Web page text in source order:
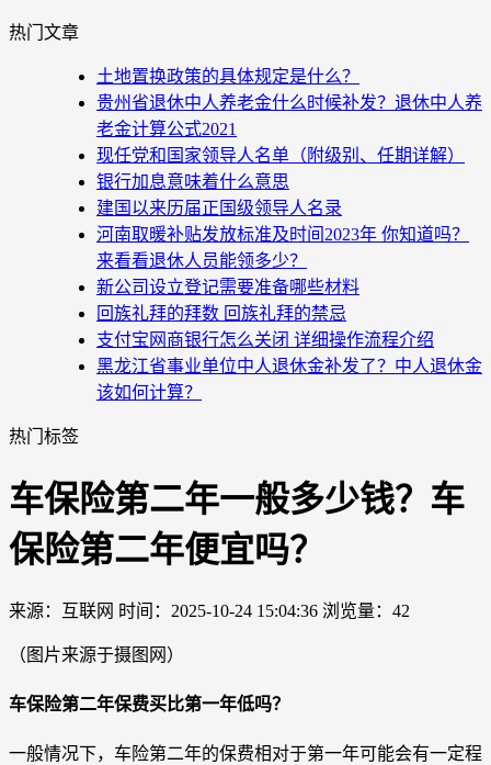
热门文章
土地置换政策的具体规定是什么？
贵州省退休中人养老金什么时候补发？退休中人养
老金计算公式2021
现任党和国家领导人名单（附级别、任期详解）
银行加息意味着什么意思
建国以来历届正国级领导人名录
河南取暖补贴发放标准及时间2023年 你知道吗？
来看看退休人员能领多少？
新公司设立登记需要准备哪些材料
回族礼拜的拜数 回族礼拜的禁忌
支付宝网商银行怎么关闭 详细操作流程介绍
黑龙江省事业单位中人退休金补发了？中人退休金
该如何计算？
热门标签
车保险第二年一般多少钱？车
保险第二年便宜吗？
来源：互联网 时间：2025-10-24 15:04:36 浏览量：42
（图片来源于摄图网）
车保险第二年保费买比第一年低吗？
一般情况下，车险第二年的保费相对于第一年可能会有一定程